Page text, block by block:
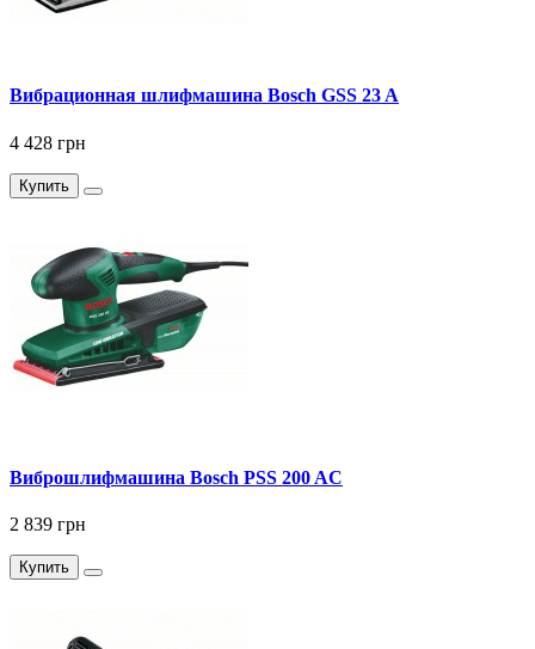
Вибрационная шлифмашина Bosch GSS 23 A
4 428 грн
Купить
Виброшлифмашина Bosch PSS 200 AC
2 839 грн
Купить